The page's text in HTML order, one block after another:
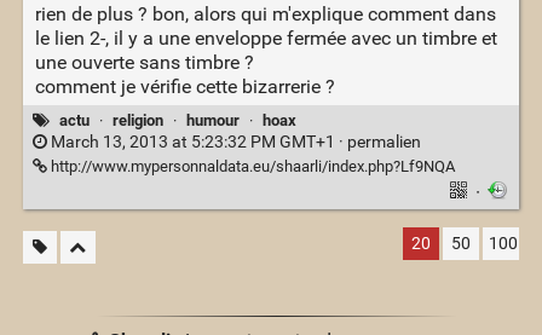
rien de plus ? bon, alors qui m'explique comment dans
le lien 2-, il y a une enveloppe fermée avec un timbre et
une ouverte sans timbre ?
comment je vérifie cette bizarrerie ?
actu · religion · humour · hoax
March 13, 2013 at 5:23:32 PM GMT+1 · permalien
http://www.mypersonnaldata.eu/shaarli/index.php?Lf9NQA
·
20 50 100